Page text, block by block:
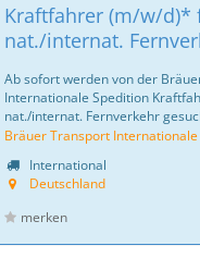
Kraftfahrer (m/w/d)*
nat./internat.
Ab sofort werden von der
Internationale Spedition
nat./internat. Fernverkehr
Bräuer Transport
International
Deutschland
merken